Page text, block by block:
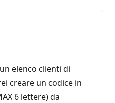
elenco clienti di
creare un codice in
6 lettere) da